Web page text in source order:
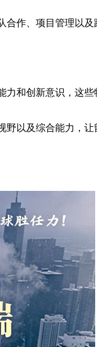
作、项目管理以
和创新意识，这
以及综合能力，